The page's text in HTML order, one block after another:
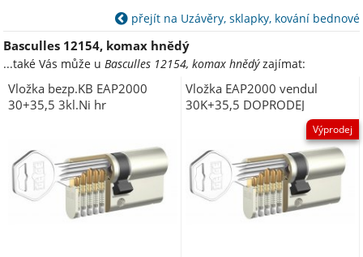
přejít na Uzávěry, sklapky, kování bednové
Basculles 12154, komax hnědý
...také Vás může uBasculles 12154, komax hnědýzajímat:
Vložka bezp.KB EAP2000
30+35,5 3kl.Ni hr
Vložka EAP2000 vendul
30K+35,5 DOPRODEJ
Výprodej